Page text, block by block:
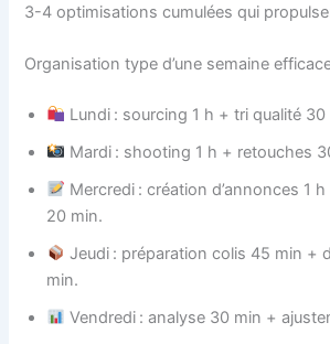
3-4 optimisations cumulées qui
Organisation type d’une semaine
Lundi : sourcing 1 h + tri qualité 30
Mardi : shooting 1 h + retouches
Mercredi : création d’annonces 1
20 min.
Jeudi : préparation colis 45 min +
min.
Vendredi : analyse 30 min +